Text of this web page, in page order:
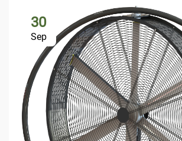
30
Sep